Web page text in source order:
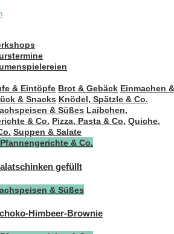
& Eintöpfe Brot & Gebäck Einmachen &
& Snacks Knödel, Spätzle & Co.
& Süßes Laibchen,
& Co. Pizza, Pasta & Co. Quiche,
Suppen & Salate
& Co.
gefüllt
& Süßes
Himbeer-Brownie